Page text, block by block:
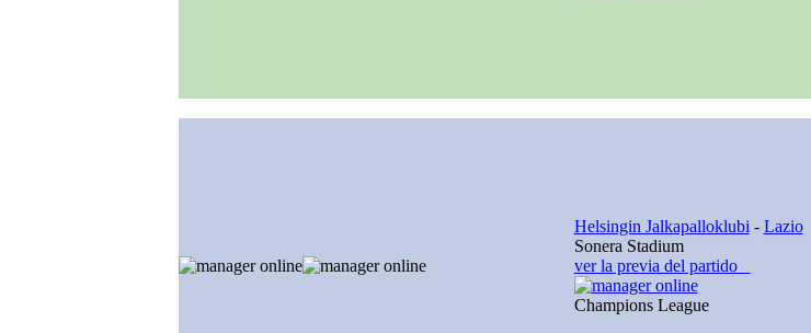
Helsingin Jalkapalloklubi - Lazio
Sonera Stadium
ver la previa del partido
Champions League